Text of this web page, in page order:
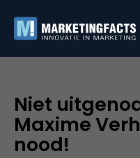
Niet
Maxime
nood!